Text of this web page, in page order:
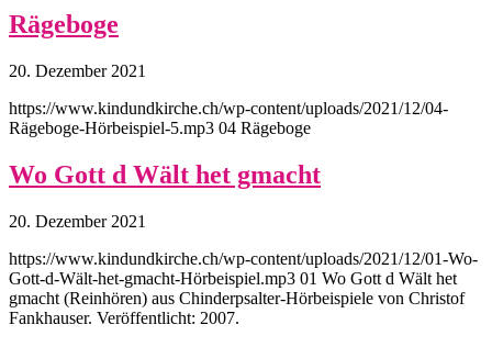
Rägeboge
20. Dezember 2021
https://www.kindundkirche.ch/wp-content/uploads/2021/12/04-
Rägeboge-Hörbeispiel-5.mp3 04 Rägeboge
Wo Gott d Wält het gmacht
20. Dezember 2021
https://www.kindundkirche.ch/wp-content/uploads/2021/12/01-Wo-
Gott-d-Wält-het-gmacht-Hörbeispiel.mp3 01 Wo Gott d Wält het
gmacht (Reinhören) aus Chinderpsalter-Hörbeispiele von Christof
Fankhauser. Veröffentlicht: 2007.